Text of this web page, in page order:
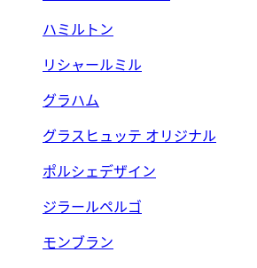
ハミルトン
リシャールミル
グラハム
グラスヒュッテ オリジナル
ポルシェデザイン
ジラールペルゴ
モンブラン